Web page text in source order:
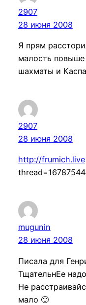
2907
28 июня 2008
Я прям
малость повыше
шахматы и
2907
28 июня 2008
http://frumich.live
mugunin
28 июня 2008
Писала для
ТщательнЕе
Не
мало 🙂